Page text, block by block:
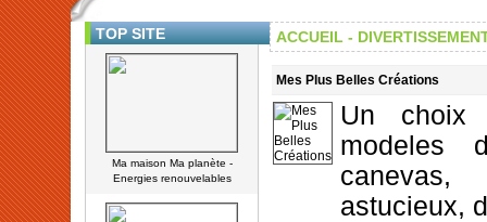
TOP SITE
Ma maison Ma planète -
Energies renouvelables
ACCUEIL -
Mes Plus Belles Créations
Un
modeles
astucieux,